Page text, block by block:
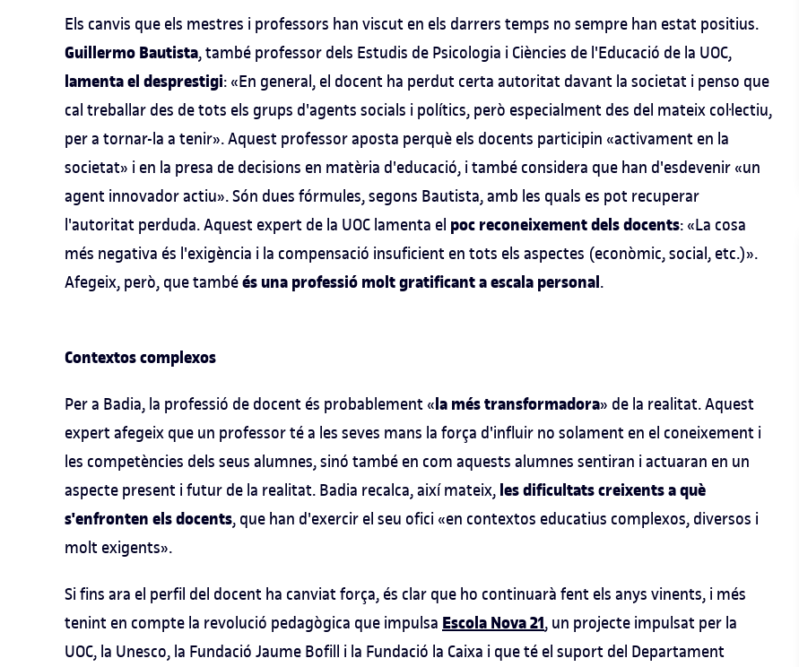
Els canvis que els mestres i professors han viscut en els darrers temps no sempre han estat positius.
Guillermo Bautista, també professor dels Estudis de Psicologia i Ciències de l'Educació de la UOC,
lamenta el desprestigi: «En general, el docent ha perdut certa autoritat davant la societat i penso que
cal treballar des de tots els grups d'agents socials i polítics, però especialment des del mateix col·lectiu,
per a tornar-la a tenir». Aquest professor aposta perquè els docents participin «activament en la
societat» i en la presa de decisions en matèria d'educació, i també considera que han d'esdevenir «un
agent innovador actiu». Són dues fórmules, segons Bautista, amb les quals es pot recuperar
l'autoritat perduda. Aquest expert de la UOC lamenta el poc reconeixement dels docents: «La cosa
més negativa és l'exigència i la compensació insuficient en tots els aspectes (econòmic, social, etc.)».
Afegeix, però, que tambéés una professió molt gratificant a escala personal.
Contextos complexos
Per a Badia, la professió de docent és probablement «la més transformadora» de la realitat. Aquest
expert afegeix que un professor té a les seves mans la força d'influir no solament en el coneixement i
les competències dels seus alumnes, sinó també en com aquests alumnes sentiran i actuaran en un
aspecte present i futur de la realitat. Badia recalca, així mateix, les dificultats creixents a què
s'enfronten els docents, que han d'exercir el seu ofici «en contextos educatius complexos, diversos i
molt exigents».
Si fins ara el perfil del docent ha canviat força, és clar que ho continuarà fent els anys vinents, i més
tenint en compte la revolució pedagògica que impulsa Escola Nova 21, un projecte impulsat per la
UOC, la Unesco, la Fundació Jaume Bofill i la Fundació la Caixa i que té el suport del Departament